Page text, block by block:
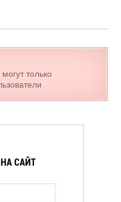
только
САЙТ